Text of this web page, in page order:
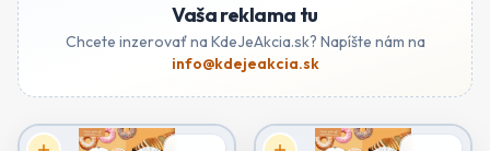
Vaša reklama tu
Chcete inzerovať na KdeJeAkcia.sk? Napíšte nám na
info@kdejeakcia.sk